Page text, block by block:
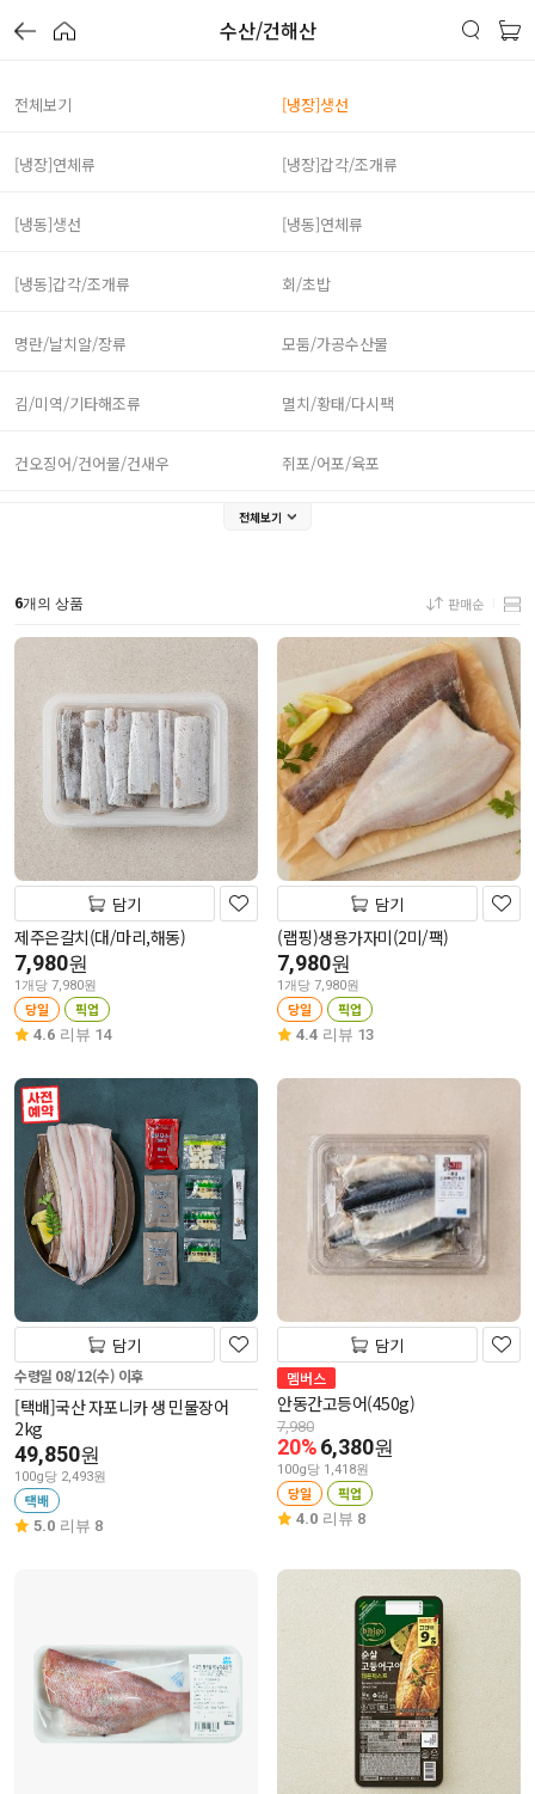
수산/건해산
전체보기 [냉장]생선
[냉장]연체류 [냉장]갑각/조개류
[냉동]생선 [냉동]연체류
[냉동]갑각/조개류 회/초밥
명란/날치알/장류 모둠/가공수산물
김/미역/기타해조류 멸치/황태/다시팩
건오징어/건어물/건새우 쥐포/어포/육포
전체보기
6개의 상품 판매순
담기
제주은갈치(대/마리,해동)
7,980원
1개당 7,980원
당일 픽업
4.6 리뷰 14
담기
(랩핑)생용가자미(2미/팩)
7,980원
1개당 7,980원
당일 픽업
4.4 리뷰 13
사전 예약
담기
수령일 08/12(수) 이후
[택배]국산 자포니카 생 민물장어
2kg
49,850원
100g당 2,493원
택배
5.0 리뷰 8
담기
멤버스
안동간고등어(450g)
7,980
20%6,380원
100g당 1,418원
당일 픽업
4.0 리뷰 8